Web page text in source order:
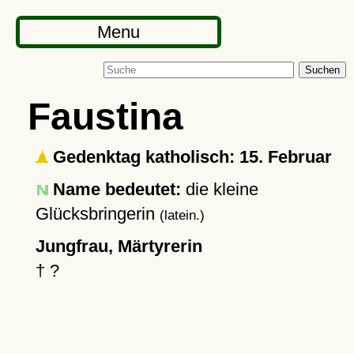
Menu
Suchen
Faustina
Gedenktag katholisch: 15. Februar
Name bedeutet: die kleine
Glücksbringerin (latein.)
Jungfrau, Märtyrerin
† ?